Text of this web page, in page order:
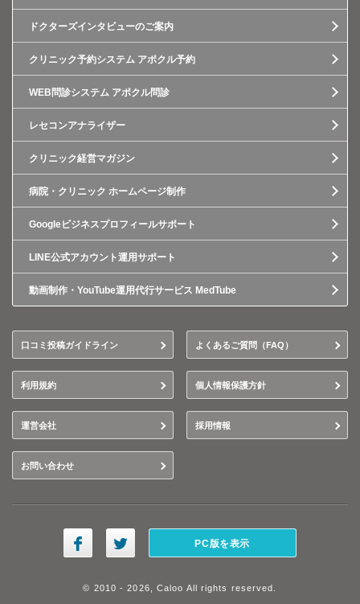
ドクターズインタビューのご案内
クリニック予約システム アポクル予約
WEB問診システム アポクル問診
レセコンアナライザー
クリニック経営マガジン
病院・クリニック ホームページ制作
Googleビジネスプロフィールサポート
LINE公式アカウント運用サポート
動画制作・YouTube運用代行サービス MedTube
口コミ投稿ガイドライン よくあるご質問（FAQ）
利用規約 個人情報保護方針
運営会社 採用情報
お問い合わせ
PC版を表示
© 2010 - 2026, Caloo All rights reserved.